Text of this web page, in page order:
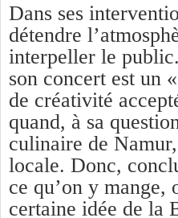
Dans ses
détendre
interpeller le
son concert est un
de créativité
quand, à sa
culinaire de
locale. Donc,
ce qu’on y mange,
certaine idée de la